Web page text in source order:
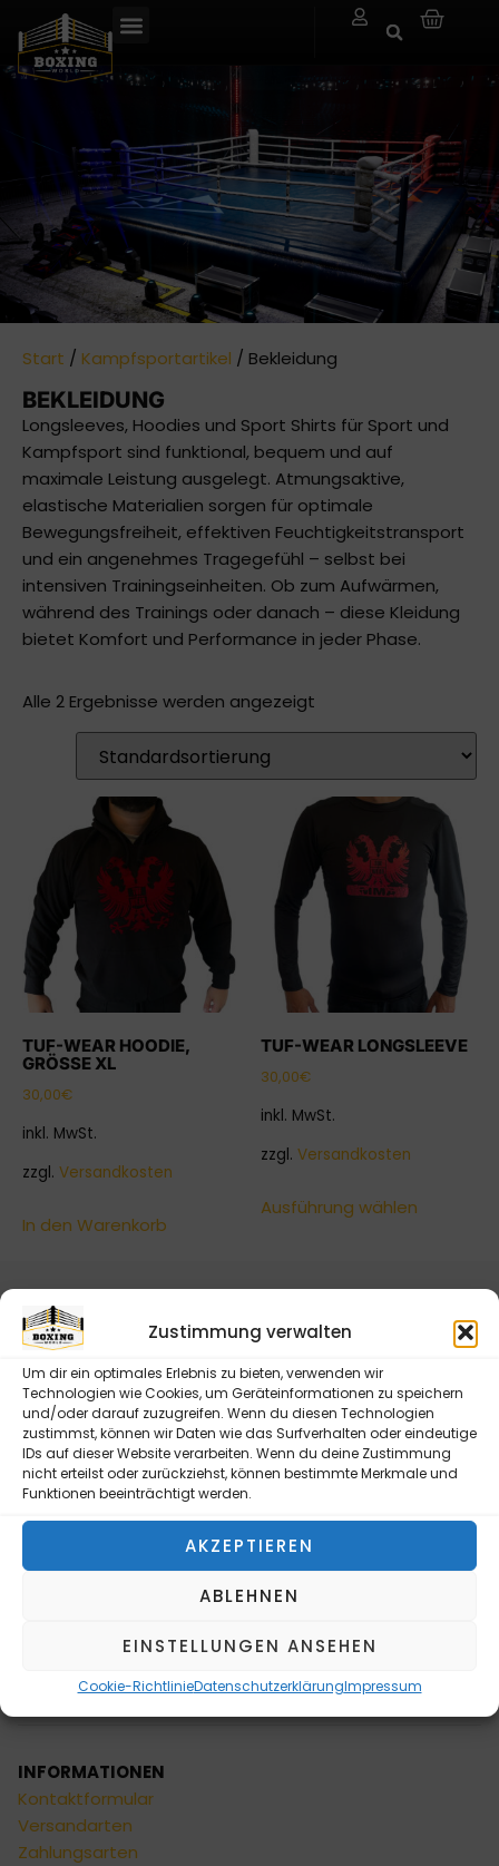
Zustimmung verwalten
Um dir ein optimales Erlebnis zu bieten, verwenden wir
Technologien wie Cookies, um Geräteinformationen zu speichern
und/oder darauf zuzugreifen. Wenn du diesen Technologien
zustimmst, können wir Daten wie das Surfverhalten oder eindeutige
IDs auf dieser Website verarbeiten. Wenn du deine Zustimmung
nicht erteilst oder zurückziehst, können bestimmte Merkmale und
Funktionen beeinträchtigt werden.
AKZEPTIEREN
ABLEHNEN
EINSTELLUNGEN ANSEHEN
Cookie-RichtlinieDatenschutzerklärungImpressum
Start / Kampfsportartikel / Bekleidung
BEKLEIDUNG
Longsleeves, Hoodies und Sport Shirts für Sport und
Kampfsport sind funktional, bequem und auf
maximale Leistung ausgelegt. Atmungsaktive,
elastische Materialien sorgen für optimale
Bewegungsfreiheit, effektiven Feuchtigkeitstransport
und ein angenehmes Tragegefühl – selbst bei
intensiven Trainingseinheiten. Ob zum Aufwärmen,
während des Trainings oder danach – diese Kleidung
bietet Komfort und Performance in jeder Phase.
Alle 2 Ergebnisse werden angezeigt
TUF-WEAR HOODIE,
GRÖSSE XL
30,00€
inkl. MwSt.
zzgl. Versandkosten
In den Warenkorb
TUF-WEAR LONGSLEEVE
30,00€
inkl. MwSt.
zzgl. Versandkosten
Ausführung wählen
Ihr professioneller Ausstatter für Boxringe,
Trainingsgeräte, MMA Cages und Zubehör mit
eigenem CAD & Design Team
NEWSLETTER ABONNIEREN
Bitte senden Sie mir entsprechend Ihrer
Datenschutzerklärung regelmäßig und jederzeit
INFORMATIONEN
Kontaktformular
Versandarten
Zahlungsarten